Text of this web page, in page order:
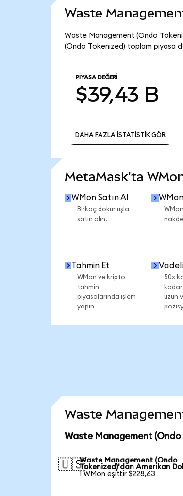
Waste
Waste Management (Ondo
(Ondo Tokenized) toplam piyasa
PIYASA DEĞERI
$39,43 B
DAHA FAZLA İSTATİSTİK GÖR
MetaMask'ta
WMon Satın Al
Birkaç dokunuşla
satın alın.
Tahmin Et
WMon ve kripto
tahmin
piyasalarında işlem
yapın.
50x
uzun
Waste
Waste Management (Ondo
🇺🇸Waste Management (Ondo
Tokenized)'dan Amerikan
1 WMon eşittir $228,63